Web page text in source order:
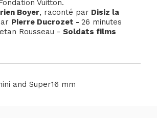
Vuitton.
Boyer, raconté par Disiz la
Pierre Ducrozet - 26 minutes
Rousseau - Soldats films
and Super16 mm